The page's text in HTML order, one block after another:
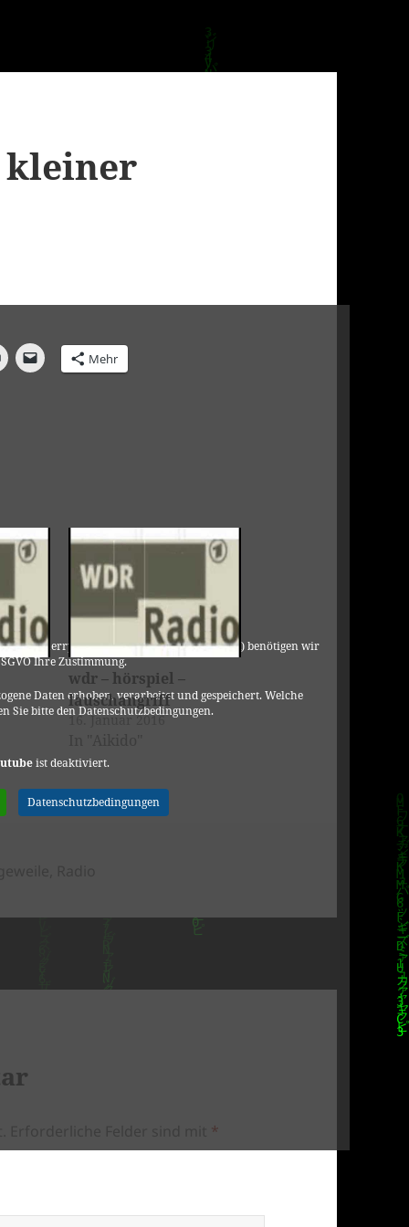
kleiner
901 Cherry Ave., San Bruno, CA 94066, USA) benötigen wir
Ihre Zustimmung.
Daten erhoben, verarbeitet und gespeichert. Welche
Sie bitte den Datenschutzbedingungen.
ist deaktiviert.
Datenschutzbedingungen
Mehr
wdr – hörspiel –
lauschangriff
16. Januar 2016
*